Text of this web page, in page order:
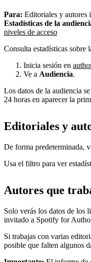
Para: Editoriales y autores
Estadísticas de la
niveles de acceso
Consulta estadísticas sobre
Inicia sesión en
Ve a Audiencia.
Los datos de la audiencia
24 horas en aparecer la
Editoriales y
De forma predeterminada,
Usa el filtro para ver
Autores que
Solo verás los datos de los
invitado a Spotify for
Si trabajas con varias
posible que falten algunos